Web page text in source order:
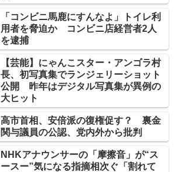
「コンビニ馬鹿にすんなよ」トイレ利
用者を脅迫か コンビニ店経営者2人
を逮捕
【芸能】にゃんこスター・アンゴラ村
長、初写真集でランジェリーショット
公開 昨年はデジタル写真集が異例の
大ヒット
高市首相、安倍派の復権促す？ 裏金
関与議員の公認、党内外から批判
NHKアナウンサーの「摩擦音」が“ス
ースー”気になる指摘相次ぐ「割れて